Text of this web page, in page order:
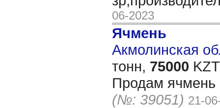
06-2023
Ячмень
Акмолинская
тонн, 75000
Продам ячмень
(№: 39051) 21-